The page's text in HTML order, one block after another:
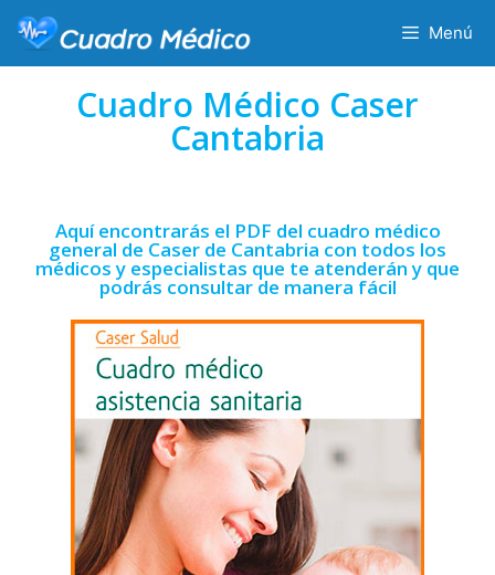
Menú
Cuadro Médico Caser
Cantabria
Aquí encontrarás el PDF del cuadro médico
general de Caser de Cantabria con todos los
médicos y especialistas que te atenderán y que
podrás consultar de manera fácil